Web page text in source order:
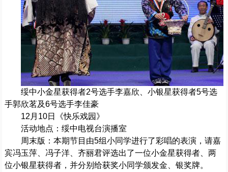
绥中小金星获得者2号选手李嘉欣、小银星获得者5号选
手郭欣茗及6号选手李佳豪
12月10日《快乐戏园》
活动地点：绥中电视台演播室
周末版：本期节目由5组小同学进行了彩唱的表演，请嘉
宾冯玉萍、冯子洋、齐丽君评选出了一位小金星获得者、两
位小银星获得者，并分别给获奖小同学颁发金、银奖牌。